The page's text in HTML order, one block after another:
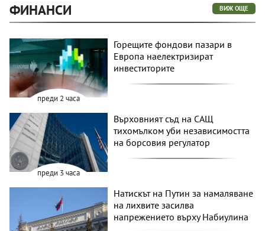
ФИНАНСИ ВИЖ ОЩЕ
преди 2 часа
Горещите фондови пазари в
Европа наелектризират
инвеститорите
преди 3 часа
Върховният съд на САЩ
тихомълком уби независимостта
на борсовия регулатор
Натискът на Путин за намаляване
на лихвите засилва
напрежението върху Набиулина